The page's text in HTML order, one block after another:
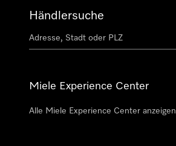
Händlersuche
Miele Experience Center
Alle Miele Experience Center anzeigen